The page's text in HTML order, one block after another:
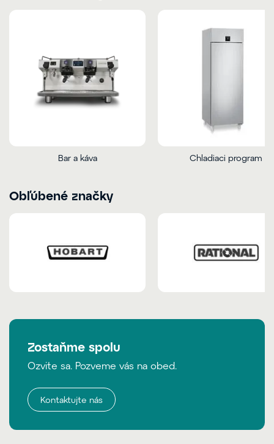
Bar a káva Chladiaci program
Obľúbené značky
Zostaňme spolu
Ozvite sa. Pozveme vás na obed.
Kontaktujte nás